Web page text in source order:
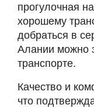
прогулочная
хорошему
добраться в
Алании можно
транспорте.
Качество и
что